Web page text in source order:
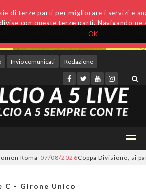
OK
di terze parti per migliorare i servizi e
con queste terze parti. Navigando
Invio comunicati Redazione
Roma 07/08/2026Coppa Divisione, si
C - Girone Unico